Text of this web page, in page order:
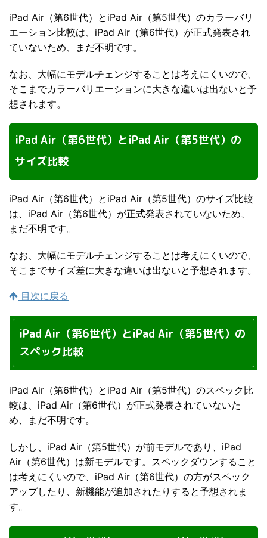
iPad Air（第6世代）とiPad Air（第5世代）のカラーバリ
エーション比較は、iPad Air（第6世代）が正式発表され
ていないため、まだ不明です。
なお、大幅にモデルチェンジすることは考えにくいので、
そこまでカラーバリエーションに大きな違いは出ないと予
想されます。
iPad Air（第6世代）とiPad Air（第5世代）の
サイズ比較
iPad Air（第6世代）とiPad Air（第5世代）のサイズ比較
は、iPad Air（第6世代）が正式発表されていないため、
まだ不明です。
なお、大幅にモデルチェンジすることは考えにくいので、
そこまでサイズ差に大きな違いは出ないと予想されます。
目次に戻る
iPad Air（第6世代）とiPad Air（第5世代）の
スペック比較
iPad Air（第6世代）とiPad Air（第5世代）のスペック比
較は、iPad Air（第6世代）が正式発表されていないた
め、まだ不明です。
しかし、iPad Air（第5世代）が前モデルであり、iPad
Air（第6世代）は新モデルです。スペックダウンすること
は考えにくいので、iPad Air（第6世代）の方がスペック
アップしたり、新機能が追加されたりすると予想されま
す。